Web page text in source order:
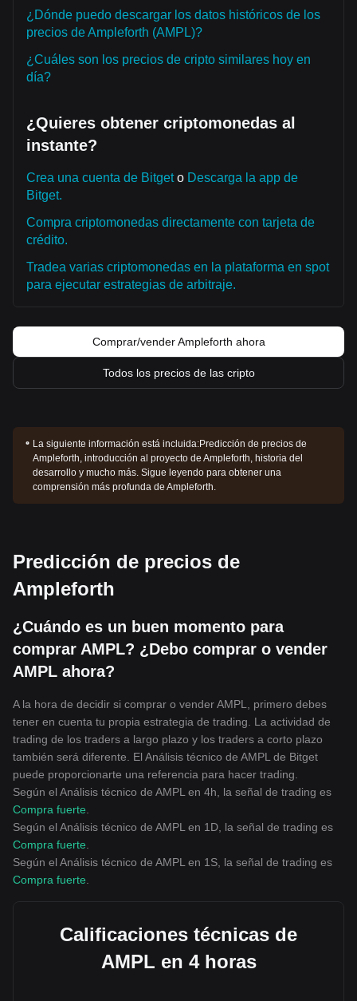
¿Dónde puedo descargar los datos históricos de los
precios de Ampleforth (AMPL)?
¿Cuáles son los precios de cripto similares hoy en
día?
¿Quieres obtener criptomonedas al
instante?
Crea una cuenta de Bitgeto Descarga la app de
Bitget.
Compra criptomonedas directamente con tarjeta de
crédito.
Tradea varias criptomonedas en la plataforma en spot
para ejecutar estrategias de arbitraje.
Comprar/vender Ampleforth ahora
Todos los precios de las cripto
La siguiente información está incluida:Predicción de precios de
Ampleforth, introducción al proyecto de Ampleforth, historia del
desarrollo y mucho más. Sigue leyendo para obtener una
comprensión más profunda de Ampleforth.
Predicción de precios de
Ampleforth
¿Cuándo es un buen momento para
comprar AMPL? ¿Debo comprar o vender
AMPL ahora?
A la hora de decidir si comprar o vender AMPL, primero debes
tener en cuenta tu propia estrategia de trading. La actividad de
trading de los traders a largo plazo y los traders a corto plazo
también será diferente. El Análisis técnico de AMPL de Bitget
puede proporcionarte una referencia para hacer trading.
Según el Análisis técnico de AMPL en 4h, la señal de trading es
Compra fuerte
Según el Análisis técnico de AMPL en 1D, la señal de trading es
Compra fuerte
Según el Análisis técnico de AMPL en 1S, la señal de trading es
Compra fuerte
Calificaciones técnicas de
AMPL en 4 horas